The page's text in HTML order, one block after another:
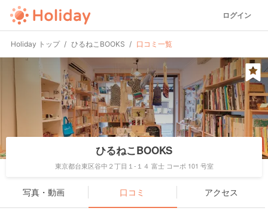
ログイン
Holiday トップ ひるねこBOOKS 口コミ一覧
ひるねこBOOKS
東京都台東区谷中２丁目１-１４ 富士 コーポ 101 号室
写真・動画 口コミ アクセス